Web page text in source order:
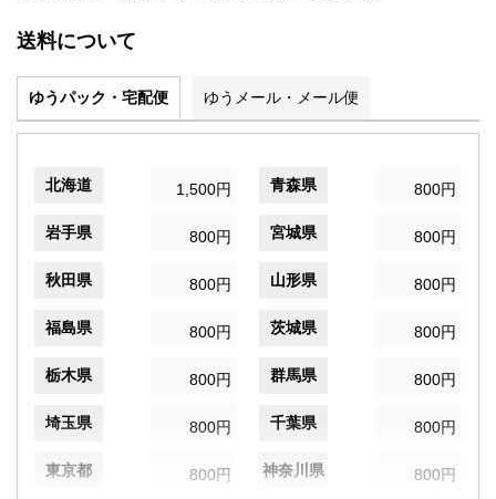
送料について
ゆうパック・宅配便 ゆうメール・メール便
北海道 1,500円 青森県 800円
岩手県 800円 宮城県 800円
秋田県 800円 山形県 800円
福島県 800円 茨城県 800円
栃木県 800円 群馬県 800円
埼玉県 800円 千葉県 800円
東京都 800円 神奈川県 800円